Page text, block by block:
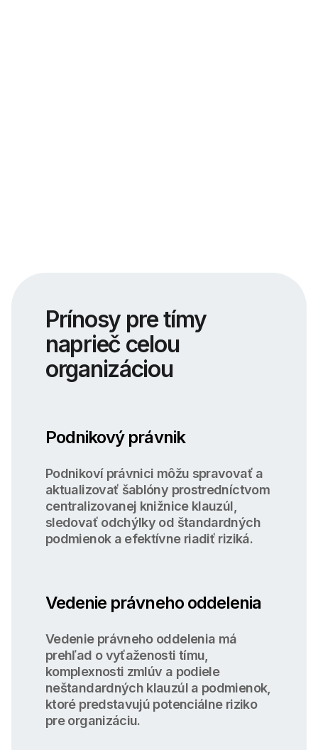
Prínosy pre tímy
naprieč celou
organizáciou
Podnikový právnik
Podnikoví právnici môžu spravovať a
aktualizovať šablóny prostredníctvom
centralizovanej knižnice klauzúl,
sledovať odchýlky od štandardných
podmienok a efektívne riadiť riziká.
Vedenie právneho oddelenia
Vedenie právneho oddelenia má
prehľad o vyťaženosti tímu,
komplexnosti zmlúv a podiele
neštandardných klauzúl a podmienok,
ktoré predstavujú potenciálne riziko
pre organizáciu.